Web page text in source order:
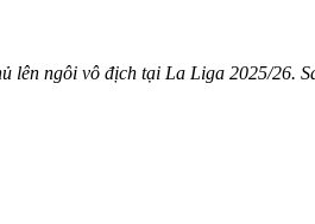
lên ngôi vô địch tại La Liga 2025/26.